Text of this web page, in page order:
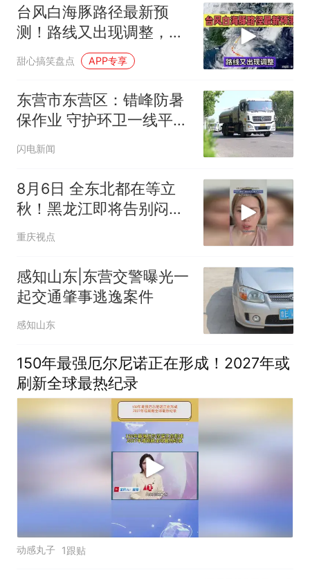
台风白海豚路径最新预
测！路线又出现调整，沿
海居民务必留意
甜心搞笑盘点 APP专享
东营市东营区：错峰防暑
保作业 守护环卫一线平安
度夏
闪电新闻
8月6日 全东北都在等立
秋！黑龙江即将告别闷热
迎来断崖式降温
重庆视点
感知山东|东营交警曝光一
起交通肇事逃逸案件
感知山东
150年最强厄尔尼诺正在形成！2027年或
刷新全球最热纪录
动感丸子 1跟贴